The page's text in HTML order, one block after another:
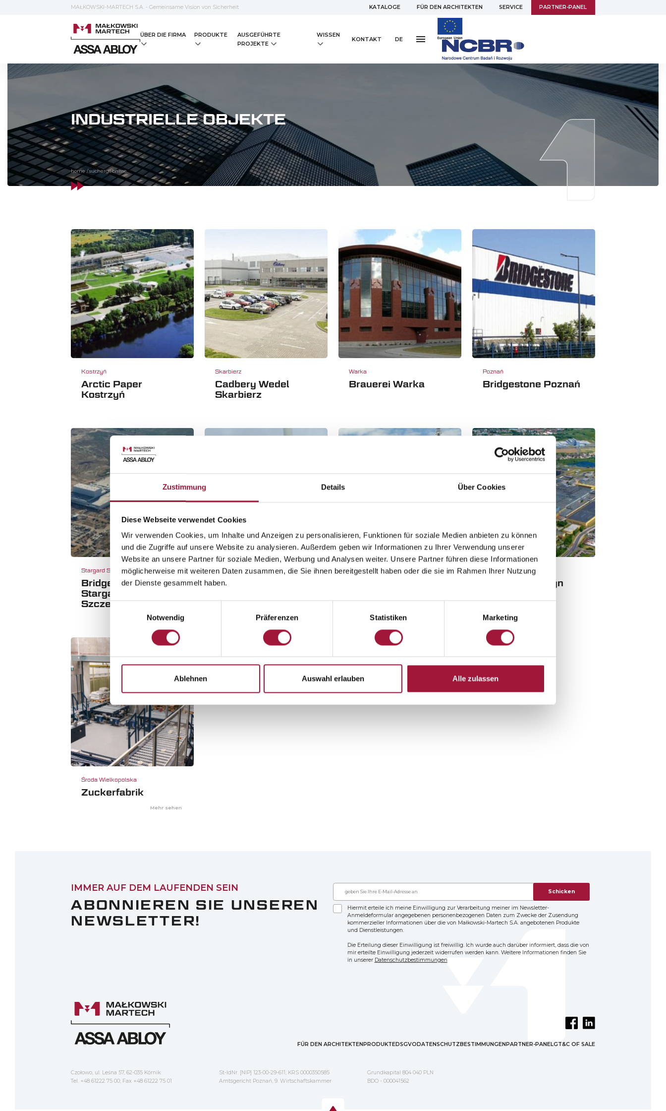
Zustimmung Details Über Cookies
Diese Webseite verwendet Cookies
Wir verwenden Cookies, um Inhalte und Anzeigen zu personalisieren, Funktionen für soziale Medien anbieten zu können
und die Zugriffe auf unsere Website zu analysieren. Außerdem geben wir Informationen zu Ihrer Verwendung unserer
Website an unsere Partner für soziale Medien, Werbung und Analysen weiter. Unsere Partner führen diese Informationen
möglicherweise mit weiteren Daten zusammen, die Sie ihnen bereitgestellt haben oder die sie im Rahmen Ihrer Nutzung
der Dienste gesammelt haben.
Einwilligungsauswahl
Notwendig
Präferenzen Statistiken Marketing
Ablehnen Auswahl erlauben Alle zulassen
MAŁKOWSKI-MARTECH S.A. - Gemeinsame Vision von Sicherheit KATALOGE FÜR DEN ARCHITEKTEN SERVICE PARTNER-PANEL
ÜBER DIE FIRMA PRODUKTE
AUSGEFÜHRTE
PROJEKTE
WISSEN
KONTAKT DE
INDUSTRIELLE OBJEKTE
home / suchergebnisse
Kostrzyń
Arctic Paper
Kostrzyń
Skarbierz
Cadbery Wedel
Skarbierz
Warka
Brauerei Warka
Poznań
Bridgestone Poznań
Stargard Szczeciński
Bridgestone
Stargard
Szczeciński
Ujazd
Euroglas Ujazd
Lublin Olsztyn
Michelin Olsztyn
Środa Wielkopolska
Zuckerfabrik
Mehr sehen
IMMER AUF DEM LAUFENDEN SEIN
ABONNIEREN SIE UNSEREN
NEWSLETTER!
Schicken
Hiermit erteile ich meine Einwilligung zur Verarbeitung meiner im Newsletter-
Anmeldeformular angegebenen personenbezogenen Daten zum Zwecke der Zusendung
kommerzieller Informationen über die von Małkowski-Martech S.A. angebotenen Produkte
und Dienstleistungen.
Die Erteilung dieser Einwilligung ist freiwillig. Ich wurde auch darüber informiert, dass die von
mir erteilte Einwilligung jederzeit widerrufen werden kann. Weitere Informationen finden Sie
in unserer Datenschutzbestimmungen
FÜR DEN ARCHITEKTENPRODUKTEDSGVODATENSCHUTZBESTIMMUNGENPARTNER-PANELGT&C OF SALE
Czołowo, ul. Leśna 57, 62-035 Kórnik
Tel. +48 61222 75 00; Fax +48 61222 75 01
St-IdNr. [NIP] 123-00-29-611, KRS 0000350585
Amtsgericht Poznań, 9. Wirtschaftskammer
Grundkapital 804 040 PLN
BDO - 000041562